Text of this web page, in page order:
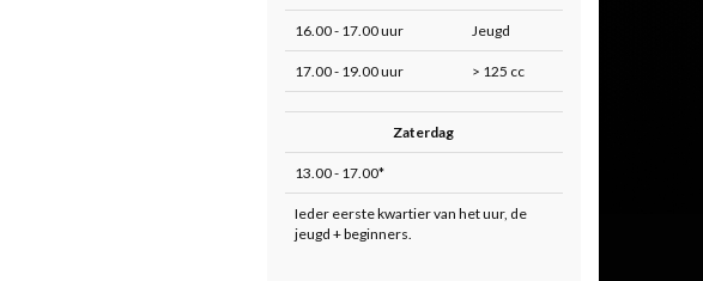
16.00 - 17.00 uur Jeugd
17.00 - 19.00 uur > 125 cc
Zaterdag
13.00 - 17.00*
Ieder eerste kwartier van het uur, de
jeugd + beginners.